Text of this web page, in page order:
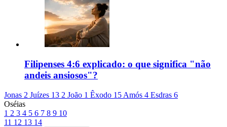
Filipenses 4:6 explicado: o que significa "não
andeis ansiosos"?
Jonas 2 Juízes 13 2 João 1 Êxodo 15 Amós 4 Esdras 6
Oséias
1 2 3 4 5 6 7 8 9 10
11 12 13 14